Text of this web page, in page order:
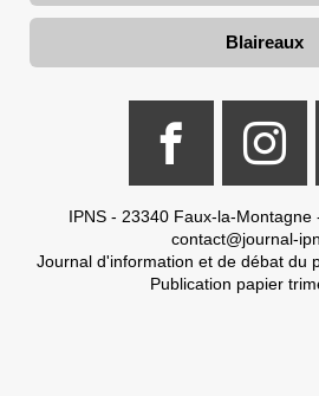
Blaireaux
IPNS - 23340 Faux-la-Montagne
contact@journal-
Journal d'information et de débat du
Publication papier